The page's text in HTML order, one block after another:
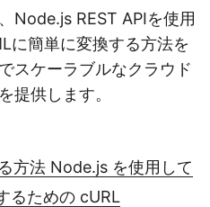
Node.js REST APIを使用
に簡単に変換する方法を
スケーラブルなクラウド
提供します。
方法 Node.js を使用して
るための cURL